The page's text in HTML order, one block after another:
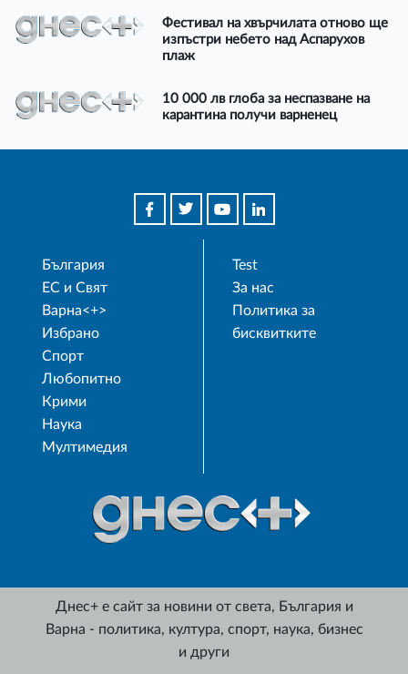
Фестивал на хвърчилата отново ще
изпъстри небето над Аспарухов
плаж
10 000 лв глоба за неспазване на
карантина получи варненец
България
ЕС и Свят
Варна<+>
Избрано
Спорт
Любопитно
Крими
Наука
Мултимедия
Test
За нас
Политика за
бисквитките
Днес+ е сайт за новини от света, България и
Варна - политика, култура, спорт, наука, бизнес
и други